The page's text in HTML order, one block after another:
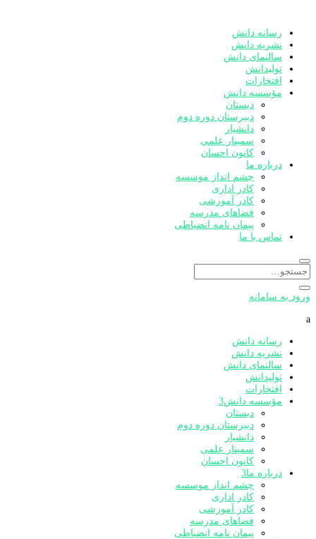
رسانه دانش
نشریه دانش
سالنمای دانش
تولیدانش
افتخارات
مؤسسه دانش
دبستان
دبیرستان دوره دوم
دانشیار
سمینار علمی
کانون احسان
درباره ما
چشم انداز موسسه
کادر اداری
کادر آموزشی
فضاهای مدرسه
پیمان نامه انضباطی
تماس با ما
ورود به سامانه
a
رسانه دانش
نشریه دانش
سالنمای دانش
تولیدانش
افتخارات
مؤسسه دانش3
دبستان
دبیرستان دوره دوم
دانشیار
سمینار علمی
کانون احسان
درباره ما3
چشم انداز موسسه
کادر اداری
کادر آموزشی
فضاهای مدرسه
پیمان نامه انضباطی